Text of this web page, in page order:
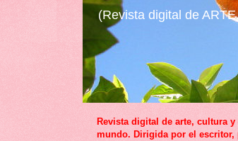
(Revista digital de
Revista digital de arte, cultura
mundo. Dirigida por el escritor,